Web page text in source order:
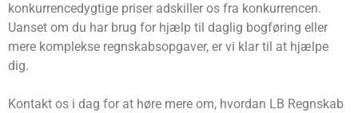
konkurrencedygtige priser adskiller os fra konkurrencen.
Uanset om du har brug for hjælp til daglig bogføring eller
mere komplekse regnskabsopgaver, er vi klar til at hjælpe
dig.
Kontakt os i dag for at høre mere om, hvordan LB Regnskab